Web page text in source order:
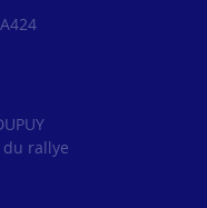
du rallye